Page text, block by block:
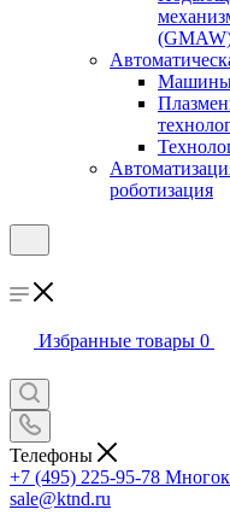
Машины
роботизация
Избранные товары 0
Телефоны
+7 (495) 225-95-78
sale@ktnd.ru